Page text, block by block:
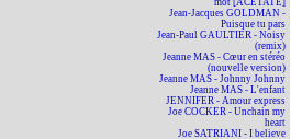
mot [ACÉTATE]
Jean-Jacques GOLDMAN -
Puisque tu pars
Jean-Paul GAULTIER - Noisy
(remix)
Jeanne MAS - Cœur en stéréo
(nouvelle version)
Jeanne MAS - Johnny Johnny
Jeanne MAS - L'enfant
JENNIFER - Amour express
Joe COCKER - Unchain my
heart
Joe SATRIANI - I believe